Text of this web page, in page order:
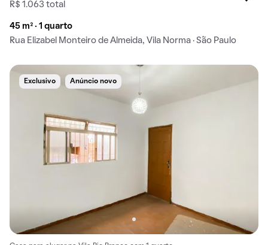
R$ 1.063 total
45 m² · 1 quarto
Rua Elizabel Monteiro de Almeida, Vila Norma · São Paulo
Exclusivo Anúncio novo